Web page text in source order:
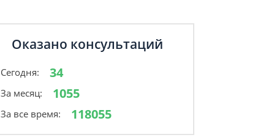
Оказано консультаций
Сегодня: 34
За месяц: 1055
За все время: 118055